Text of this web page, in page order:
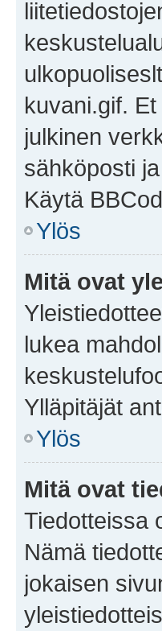
kuvani.gif.
julkinen
sähköposti
Käytä
Ylös
Mitä ovat
lukea
Ylläpitäjät
Ylös
Mitä ovat
Tiedotteissa
Nämä
jokaisen